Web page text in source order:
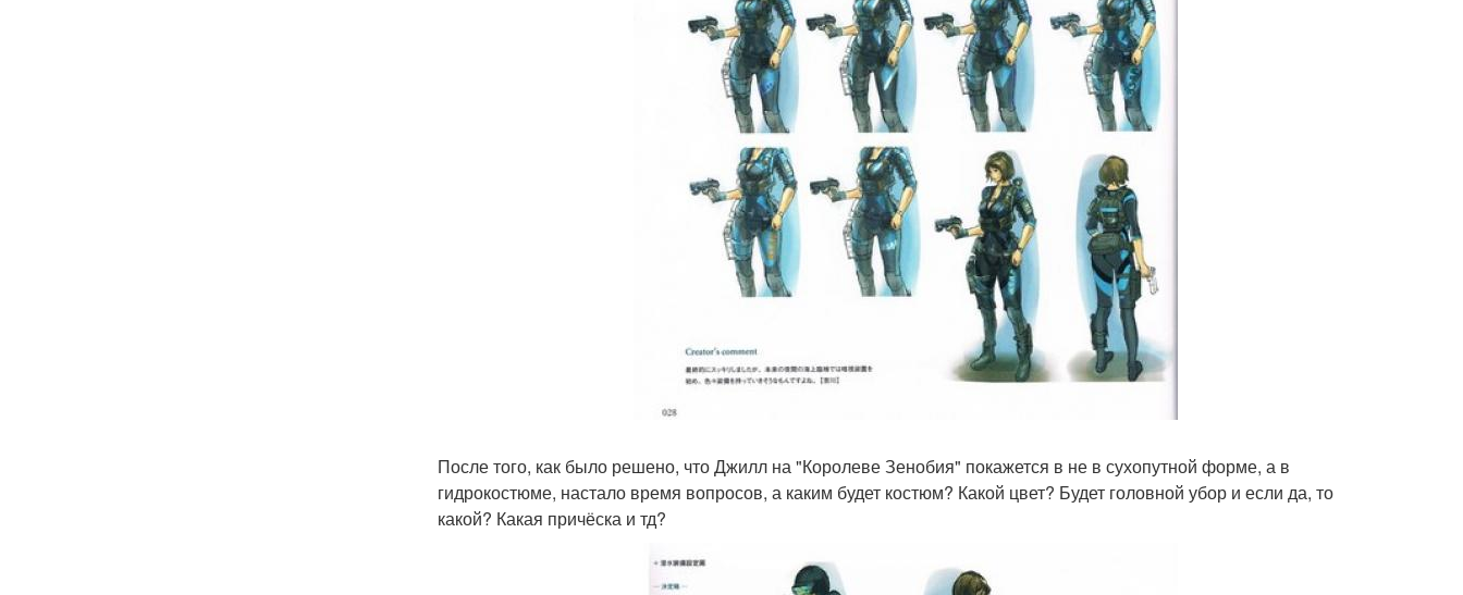
После того, как было решено, что Джилл на "Королеве Зенобия" покажется в не в сухопутной форме, а в
гидрокостюме, настало время вопросов, а каким будет костюм? Какой цвет? Будет головной убор и если да, то
какой? Какая причёска и тд?